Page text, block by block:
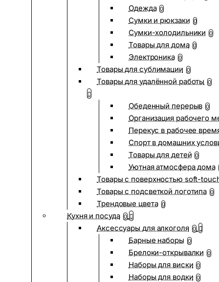
Одежда 0
Сумки и рюкзаки 0
Сумки-холодильники 0
Товары для дома 0
Электроника 0
Товары для сублимации 0
Товары для удалённой работы 0
Обеденный перерыв 0
Организация рабочего
Перекус в рабочее
Спорт в домашних
Товары для детей 0
Уютная атмосфера дома
Товары с поверхностью soft-
Товары с подсветкой логотипа 0
Трендовые цвета 0
Кухня и посуда 0
Аксессуары для алкоголя 0
Барные наборы 0
Брелоки-открывалки 0
Наборы для виски 0
Наборы для водки 0